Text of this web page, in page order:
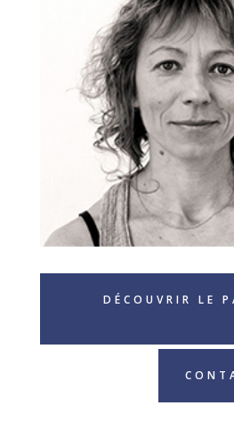
DÉCOUVRIR LE